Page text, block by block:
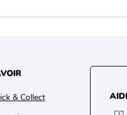
& Collect